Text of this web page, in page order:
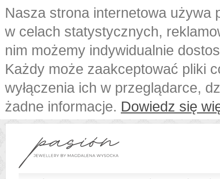
Nasza strona internetowa używa
w celach statystycznych,
nim możemy indywidualnie
Każdy może zaakceptować pliki
wyłączenia ich w przeglądarce,
żadne informacje. Dowiedz się